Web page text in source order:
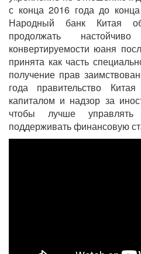
с конца 2016 года до
Народный банк Китая
продолжать
конвертируемости юаня
принята как часть
получение прав
года правительство
капиталом и надзор за
чтобы лучше
поддерживать финансовую